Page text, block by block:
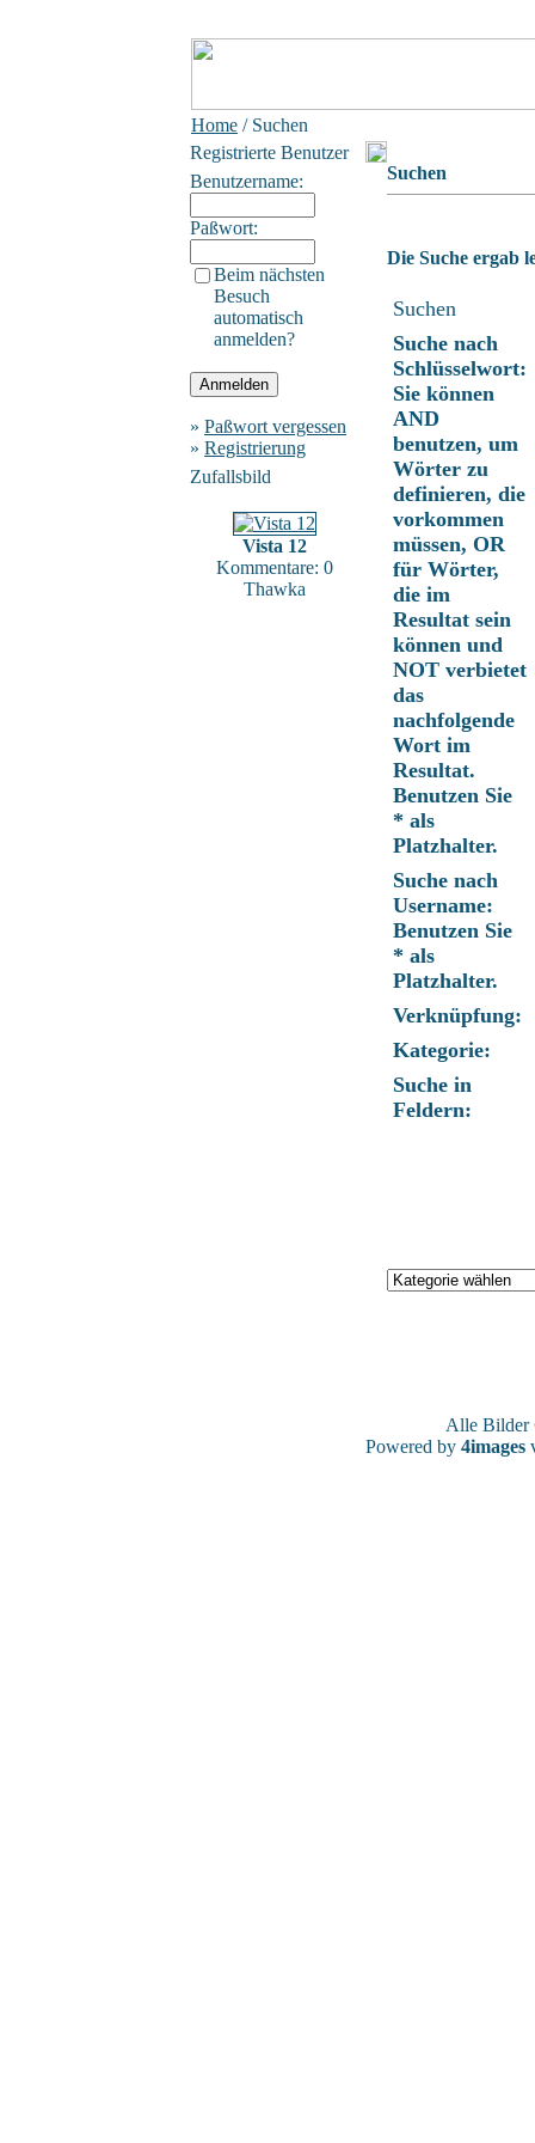
Home / Suchen
Registrierte Benutzer
Benutzername:
Paßwort:
Beim nächsten
Besuch
automatisch
anmelden?
» Paßwort vergessen
» Registrierung
Zufallsbild
Vista 12
Kommentare: 0
Thawka
Suchen
Die Suche ergab
Suchen
Suche nach
Schlüsselwort:
Sie können
AND
benutzen, um
Wörter zu
definieren, die
vorkommen
müssen, OR
für Wörter,
die im
Resultat sein
können und
NOT verbietet
das
nachfolgende
Wort im
Resultat.
Benutzen Sie
* als
Platzhalter.
Suche nach
Username:
Benutzen Sie
* als
Platzhalter.
Verknüpfung:
Kategorie:
Suche in
Feldern:
Alle
Powered by 4images